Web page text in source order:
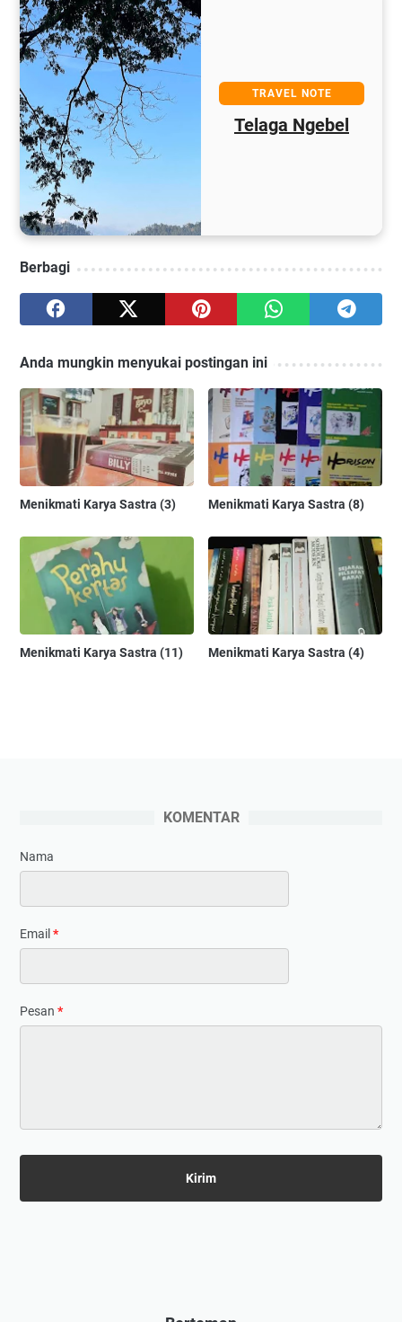
TRAVEL NOTE
Telaga Ngebel
Berbagi
Anda mungkin menyukai postingan ini
Menikmati Karya Sastra (3) Menikmati Karya Sastra (8)
Menikmati Karya Sastra (11) Menikmati Karya Sastra (4)
KOMENTAR
Nama
Email *
Pesan *